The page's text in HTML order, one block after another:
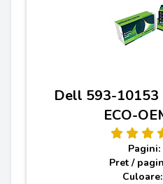
Dell 593-10153
ECO-
Pagini:
Pret /